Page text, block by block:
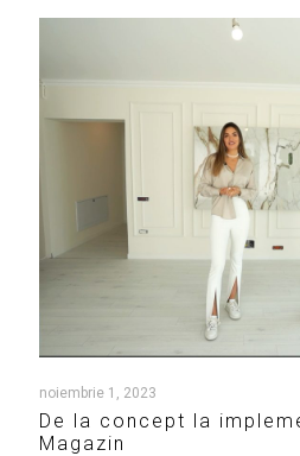
noiembrie 1, 2023
De la concept la
Magazin